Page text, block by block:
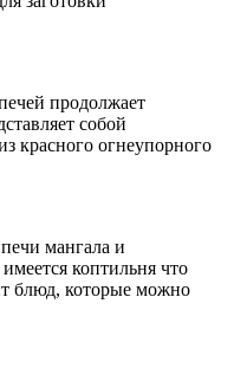
продолжает
собой
красного огнеупорного
мангала и
коптильня что
блюд, которые можно